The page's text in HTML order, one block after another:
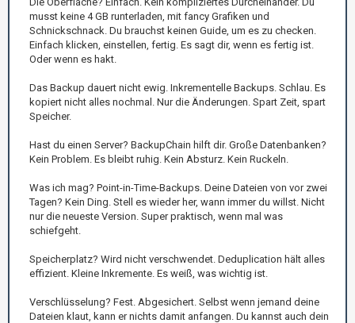
musst keine 4 GB runterladen, mit fancy Grafiken und
Schnickschnack. Du brauchst keinen Guide, um es zu checken.
Einfach klicken, einstellen, fertig. Es sagt dir, wenn es fertig ist.
Oder wenn es hakt.
Das Backup dauert nicht ewig. Inkrementelle Backups. Schlau. Es
kopiert nicht alles nochmal. Nur die Änderungen. Spart Zeit, spart
Speicher.
Hast du einen Server? BackupChain hilft dir. Große Datenbanken?
Kein Problem. Es bleibt ruhig. Kein Absturz. Kein Ruckeln.
Was ich mag? Point-in-Time-Backups. Deine Dateien von vor zwei
Tagen? Kein Ding. Stell es wieder her, wann immer du willst. Nicht
nur die neueste Version. Super praktisch, wenn mal was
schiefgeht.
Speicherplatz? Wird nicht verschwendet. Deduplication hält alles
effizient. Kleine Inkremente. Es weiß, was wichtig ist.
Verschlüsselung? Fest. Abgesichert. Selbst wenn jemand deine
Dateien klaut, kann er nichts damit anfangen. Du kannst auch dein